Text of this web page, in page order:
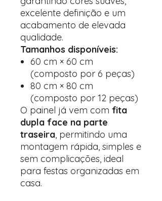
excelente definição e um
acabamento de elevada
qualidade.
Tamanhos disponíveis:
60 cm × 60 cm
(composto por 6 peças)
80 cm × 80 cm
(composto por 12 peças)
O painel já vem com fita
dupla face na parte
traseira, permitindo uma
montagem rápida, simples e
sem complicações, ideal
para festas organizadas em
casa.